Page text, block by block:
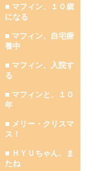
■ マフィン、１０歳
になる
■ マフィン、自宅療
養中
■ マフィン、入院す
る
■ マフィンと、１０
年
■ メリー・クリスマ
ス！
■ ＨＹＵちゃん、ま
たね